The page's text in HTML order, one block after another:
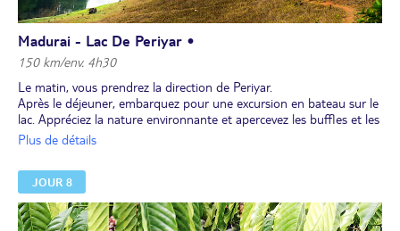
Madurai - Lac De Periyar •
150 km/env. 4h30
Le matin, vous prendrez la direction de Periyar.
Après le déjeuner, embarquez pour une excursion en bateau sur le
lac. Appréciez la nature environnante et apercevez les buffles et les
oiseaux qui viennent s’abreuver sur ses rives !
Plus de détails
JOUR 8